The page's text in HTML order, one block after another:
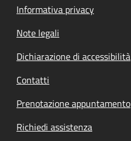
Informativa privacy
Note legali
Dichiarazione di accessibilità
Contatti
Prenotazione appuntamento
Richiedi assistenza